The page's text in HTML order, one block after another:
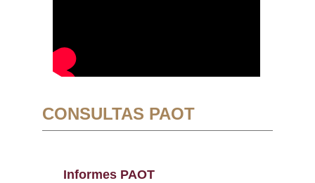
CONSULTAS PAOT
Informes PAOT